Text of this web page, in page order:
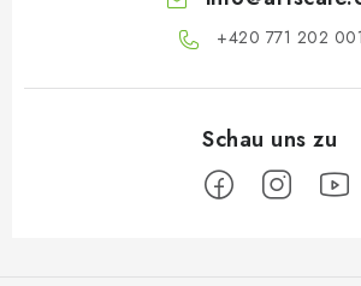
+420 771 202 001​